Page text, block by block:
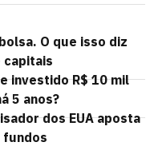
O que isso diz
capitais
investido R$ 10 mil
5 anos?
dos EUA aposta
fundos